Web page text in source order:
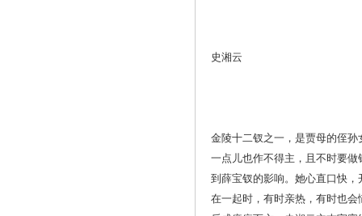
史湘云
金陵十二钗之一，是贾母的侄
一点儿也作不得主，且不时要
到薛宝钗的影响。她心直口快
在一起时，有时亲热，有时也